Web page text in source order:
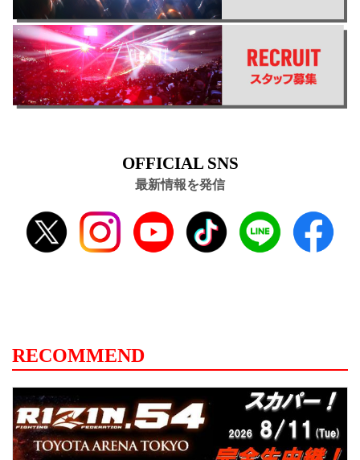
OFFICIAL SNS
最新情報を発信
RECOMMEND